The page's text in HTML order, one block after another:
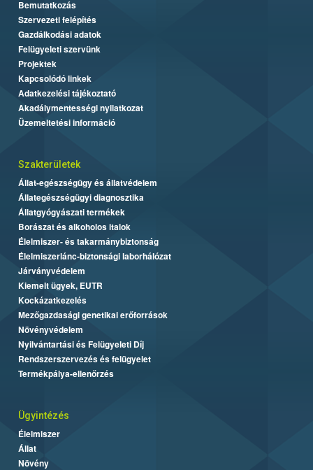
Bemutatkozás
Szervezeti felépítés
Gazdálkodási adatok
Felügyeleti szervünk
Projektek
Kapcsolódó linkek
Adatkezelési tájékoztató
Akadálymentességi nyilatkozat
Üzemeltetési információ
Szakterületek
Állat-egészségügy és állatvédelem
Állategészségügyi diagnosztika
Állatgyógyászati termékek
Borászat és alkoholos italok
Élelmiszer- és takarmánybiztonság
Élelmiszerlánc-biztonsági laborhálózat
Járványvédelem
Kiemelt ügyek, EUTR
Kockázatkezelés
Mezőgazdasági genetikai erőforrások
Növényvédelem
Nyilvántartási és Felügyeleti Díj
Rendszerszervezés és felügyelet
Termékpálya-ellenőrzés
Ügyintézés
Élelmiszer
Állat
Növény